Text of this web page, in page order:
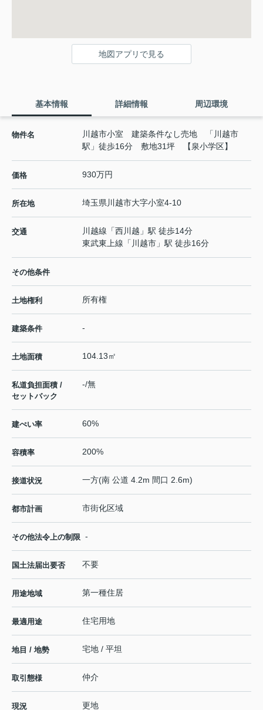
地図アプリで見る
基本情報 詳細情報 周辺環境
物件名
川越市小室 建築条件なし売地 「川越市
駅」徒歩16分 敷地31坪 【泉小学区】
価格 930万円
所在地 埼玉県 川越市大字小室4-10
交通 川越線 「西川越 」駅 徒歩14分
東武東上線 「 川越市 」駅 徒歩16分
その他条件
土地権利 所有権
建築条件 -
土地面積 104.13㎡
私道負担面積 /
セットバック
-/無
建ぺい率 60%
容積率 200%
接道状況 一方(南 公道 4.2m 間口 2.6m)
都市計画 市街化区域
その他法令上の制限 -
国土法届出要否 不要
用途地域 第一種住居
最適用途 住宅用地
地目 / 地勢 宅地 / 平坦
取引態様 仲介
現況 更地